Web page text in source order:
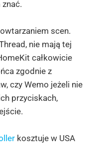
scen.
nie mają tej
całkowicie
zgodnie z
czy Wemo jeżeli nie
przyciskach,
kosztuje w USA